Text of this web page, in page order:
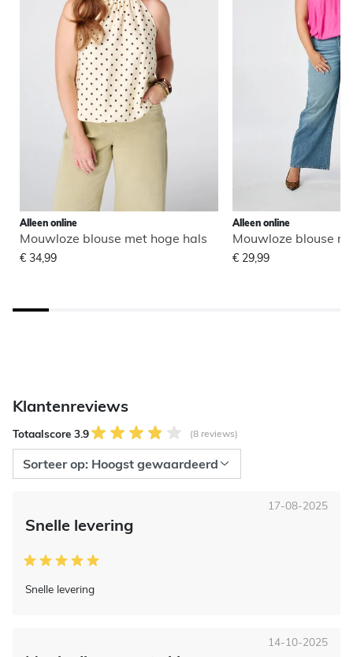
Alleen online
Mouwloze blouse met hoge hals
€ 34,99
Alleen online
Mouwloze blouse
€ 29,99
Klantenreviews
Totaalscore 3.9 (8 reviews)
Snelle levering
Snelle levering
17-08-2025
14-10-2025